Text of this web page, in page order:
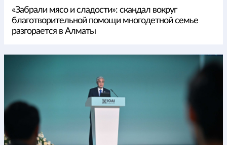
«Забрали мясо и сладости»: скандал вокруг
благотворительной помощи многодетной семье
разгорается в Алматы